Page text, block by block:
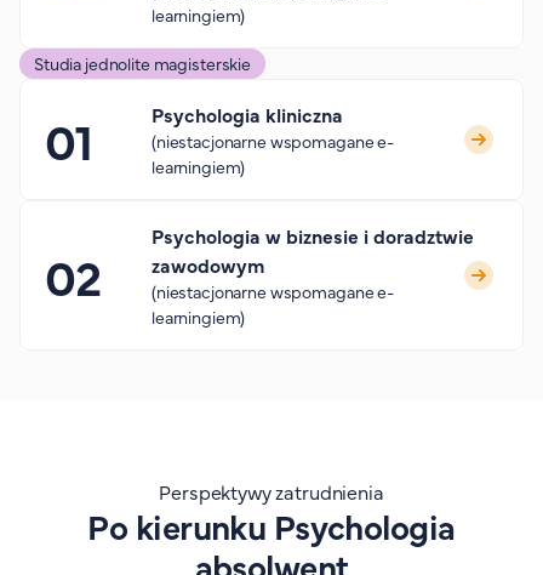
learningiem)
Studia jednolite magisterskie
Psychologia kliniczna
(niestacjonarne wspomagane e-
learningiem)
Psychologia w biznesie i doradztwie
zawodowym
(niestacjonarne wspomagane e-
learningiem)
Perspektywy zatrudnienia
Po kierunku Psychologia
absolwent